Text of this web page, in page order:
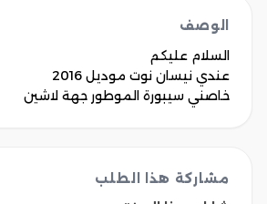
الوصف
خاصني سيبورة الموطور جهة لاشين
مشاركة هذا الطلب